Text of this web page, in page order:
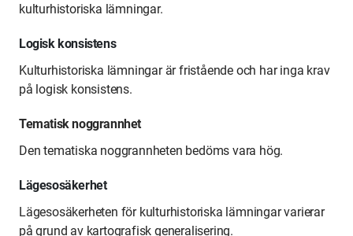
kulturhistoriska lämningar.
Logisk konsistens
Kulturhistoriska lämningar är fristående och har inga krav
på logisk konsistens.
Tematisk noggrannhet
Den tematiska noggrannheten bedöms vara hög.
Lägesosäkerhet
Lägesosäkerheten för kulturhistoriska lämningar varierar
på grund av kartografisk generalisering.